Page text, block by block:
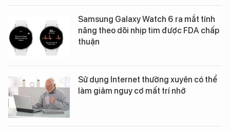
Samsung Galaxy Watch 6 ra mắt tính
năng theo dõi nhịp tim được FDA chấp
thuận
Sử dụng Internet thường xuyên có thể
làm giảm nguy cơ mất trí nhớ